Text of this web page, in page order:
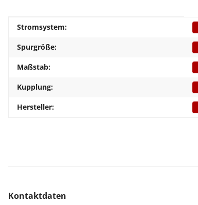
Produkteigenschaft
Wert
Stromsystem:
Spurgröße:
Maßstab:
Kupplung:
Hersteller:
Kontaktdaten